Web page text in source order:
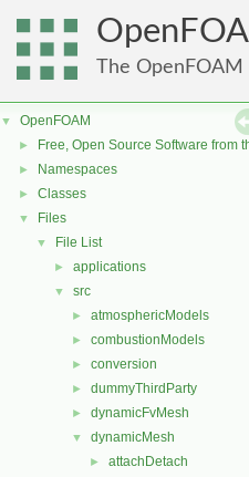
The OpenFOAM
▼ OpenFOAM
► Free, Open Source Software from
► Namespaces
► Classes
▼ Files
▼ File List
► applications
▼ src
► atmosphericModels
► combustionModels
► conversion
► dummyThirdParty
► dynamicFvMesh
▼ dynamicMesh
► attachDetach